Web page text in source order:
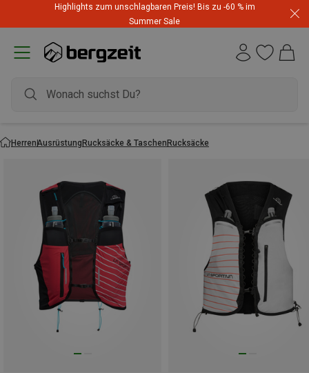
Highlights zum unschlagbaren Preis! Bis zu -60 % im
Summer Sale
HerrenAusrüstungRucksäcke & TaschenRucksäcke